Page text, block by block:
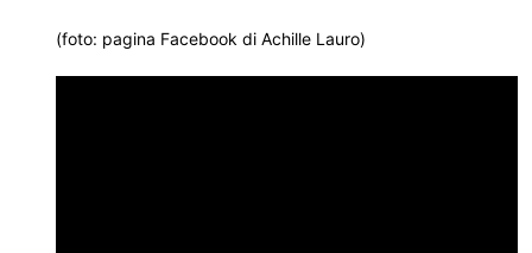
(foto: pagina Facebook di Achille Lauro)